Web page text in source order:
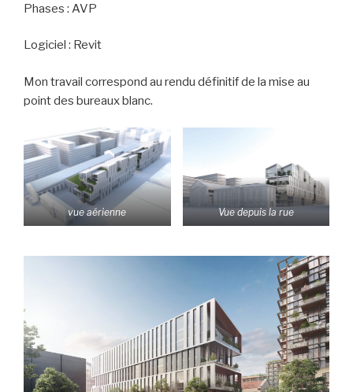
Phases : AVP
Logiciel : Revit
Mon travail correspond au rendu définitif de la mise au
point des bureaux blanc.
vue aérienne Vue depuis la rue